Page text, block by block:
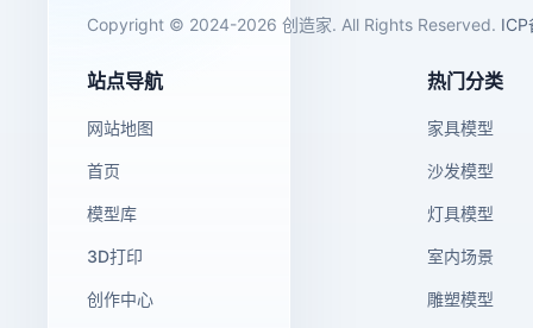
Copyright © 2024-2026 创造家. All Rights Reserved. ICP
站点导航
网站地图
首页
模型库
3D打印
创作中心
热门分类
家具模型
沙发模型
灯具模型
室内场景
雕塑模型